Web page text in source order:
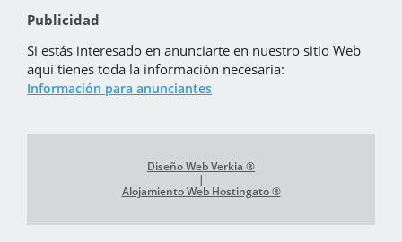
Publicidad
Si estás interesado en anunciarte en nuestro sitio Web
aquí tienes toda la información necesaria:
Información para anunciantes
Diseño Web Verkia ®
|
Alojamiento Web Hostingato ®